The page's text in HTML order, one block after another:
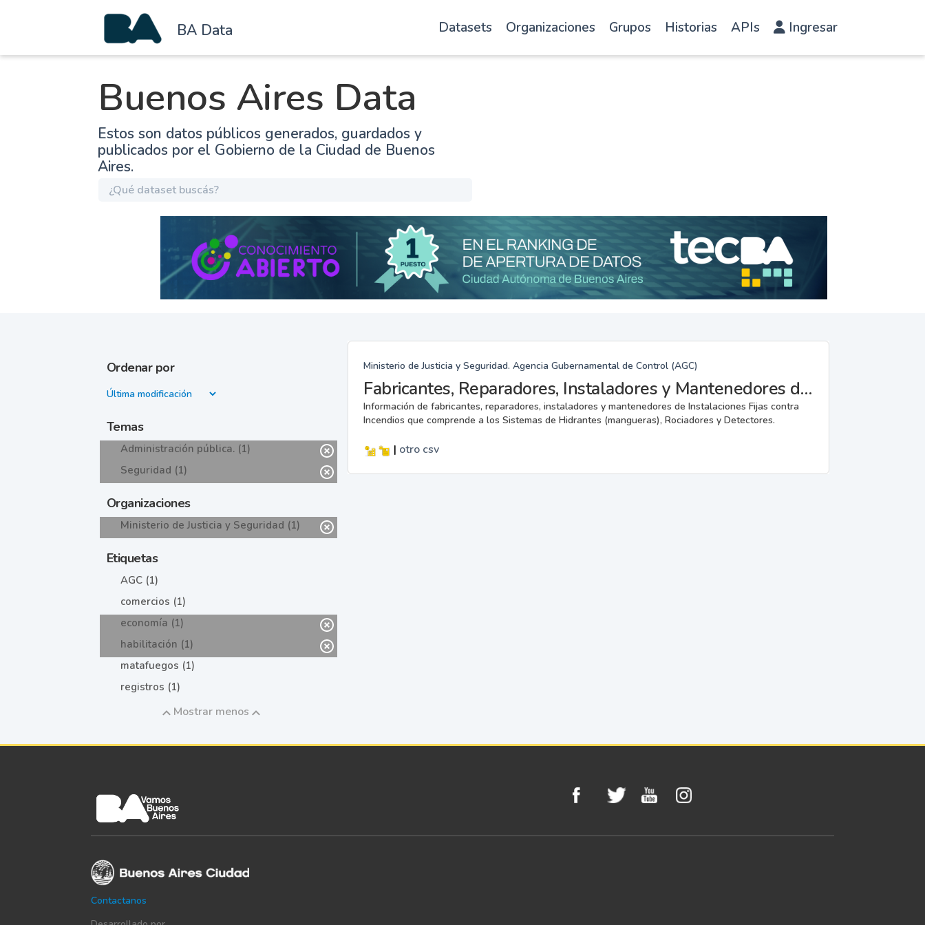
BA Data Datasets Organizaciones Grupos Historias APIs Ingresar
Buenos Aires Data
Estos son datos públicos generados, guardados y
publicados por el Gobierno de la Ciudad de Buenos
Aires.
Ordenar por
Temas
Administración pública. (1)
Seguridad (1)
Organizaciones
Ministerio de Justicia y Seguridad (1)
Etiquetas
AGC (1)
comercios (1)
economía (1)
habilitación (1)
matafuegos (1)
registros (1)
Mostrar menos
Ministerio de Justicia y Seguridad. Agencia Gubernamental de Control (AGC)
Fabricantes, Reparadores, Instaladores y Mantenedores de Instalaciones Fijas contra Incendios.
Información de fabricantes, reparadores, instaladores y mantenedores de Instalaciones Fijas contra
Incendios que comprende a los Sistemas de Hidrantes (mangueras), Rociadores y Detectores.
| otro csv
Contactanos